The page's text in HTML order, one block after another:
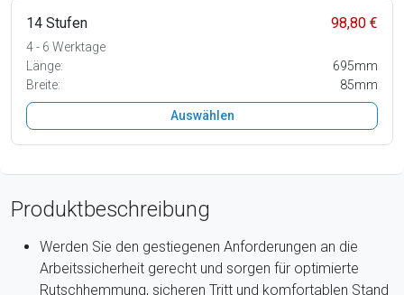
14 Stufen 98,80 €
4 - 6 Werktage
Länge:
695mm
Breite:
85mm
Auswählen
Produktbeschreibung
Werden Sie den gestiegenen Anforderungen an die
Arbeitssicherheit gerecht und sorgen für optimierte
Rutschhemmung, sicheren Tritt und komfortablen Stand